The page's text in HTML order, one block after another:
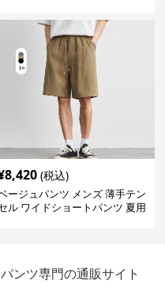
8,420 (税込)
ージュパンツ メンズ 薄手テン
ル ワイドショートパンツ 夏用
ンツ専門の通販サイト